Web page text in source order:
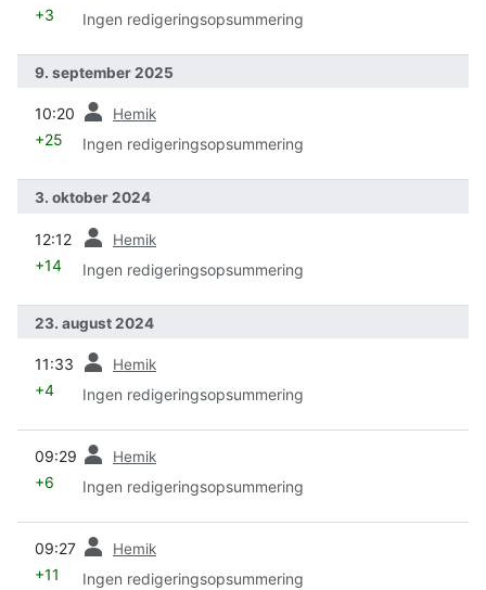
+3 Ingen redigeringsopsummering
9. september 2025
10:20 Hemik
+25 Ingen redigeringsopsummering
3. oktober 2024
12:12 Hemik
+14 Ingen redigeringsopsummering
23. august 2024
11:33 Hemik
+4 Ingen redigeringsopsummering
09:29 Hemik
+6 Ingen redigeringsopsummering
09:27 Hemik
+11 Ingen redigeringsopsummering